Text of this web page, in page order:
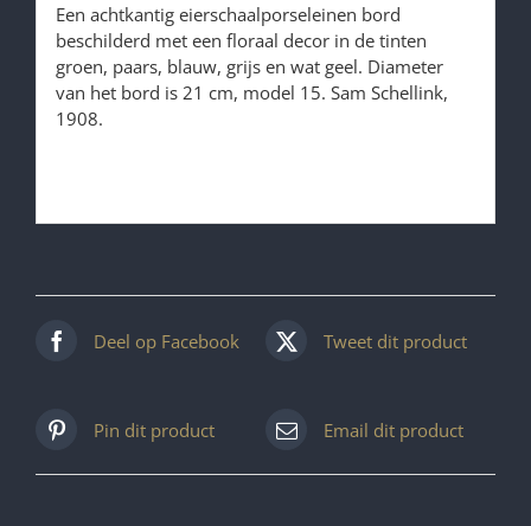
Een achtkantig eierschaalporseleinen bord
beschilderd met een floraal decor in de tinten
groen, paars, blauw, grijs en wat geel. Diameter
van het bord is 21 cm, model 15. Sam Schellink,
1908.
Deel op Facebook Tweet dit product
Pin dit product Email dit product